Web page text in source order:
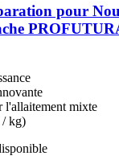
pour
l'allaitement mixte
/ kg)